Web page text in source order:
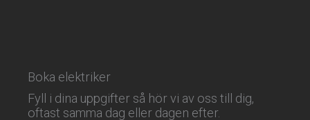
Boka elektriker
Fyll i dina uppgifter så hör vi av oss till dig,
oftast samma dag eller dagen efter.